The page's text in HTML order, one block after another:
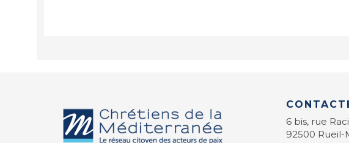
6 bis, rue
92500 Rueil-